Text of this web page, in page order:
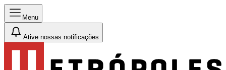
Menu
Ative nossas notificações